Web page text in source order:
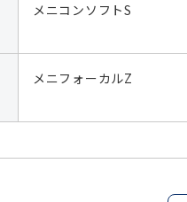
メニコンソフトS
メニフォーカルZ